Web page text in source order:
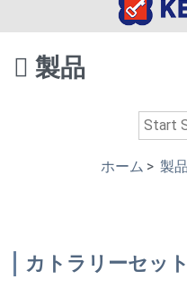
製品
ホーム > 製品
カトラリーセッ